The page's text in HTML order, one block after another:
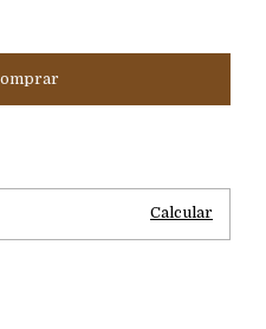
Calcular